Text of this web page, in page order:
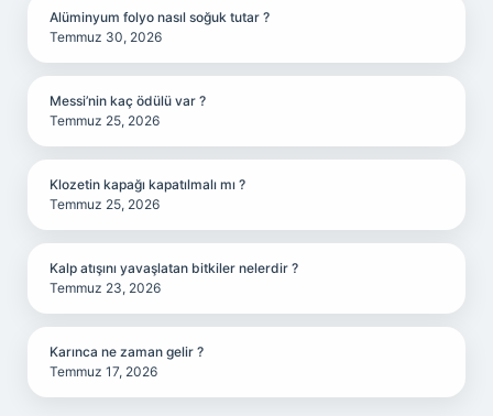
Alüminyum folyo nasıl soğuk tutar ?
Temmuz 30, 2026
Messi’nin kaç ödülü var ?
Temmuz 25, 2026
Klozetin kapağı kapatılmalı mı ?
Temmuz 25, 2026
Kalp atışını yavaşlatan bitkiler nelerdir ?
Temmuz 23, 2026
Karınca ne zaman gelir ?
Temmuz 17, 2026